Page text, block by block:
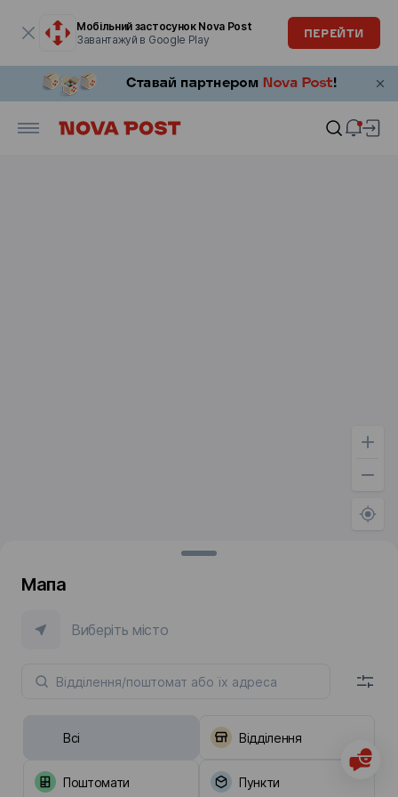
Мобільний застосунок Nova Post
Завантажуй в Google Play
ПЕРЕЙТИ
Мапа
Виберіть місто
Всі Відділення
Поштомати Пункти